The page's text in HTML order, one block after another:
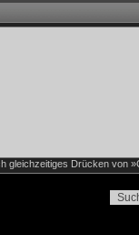
gleichzeitiges Drücken von